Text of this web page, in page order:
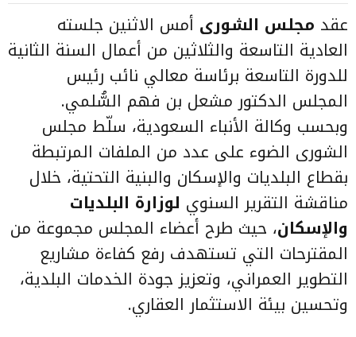
عقد مجلس الشورى أمس الاثنين جلسته
العادية التاسعة والثلاثين من أعمال السنة الثانية
للدورة التاسعة برئاسة معالي نائب رئيس
المجلس الدكتور مشعل بن فهم السُّلمي.
وبحسب وكالة الأنباء السعودية، سلّط مجلس
الشورى الضوء على عدد من الملفات المرتبطة
بقطاع البلديات والإسكان والبنية التحتية، خلال
مناقشة التقرير السنوي لوزارة البلديات
والإسكان، حيث طرح أعضاء المجلس مجموعة من
المقترحات التي تستهدف رفع كفاءة مشاريع
التطوير العمراني، وتعزيز جودة الخدمات البلدية،
وتحسين بيئة الاستثمار العقاري.